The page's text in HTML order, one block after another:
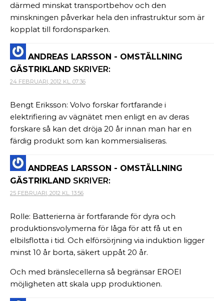
därmed minskat transportbehov och den
minskningen påverkar hela den infrastruktur som är
kopplat till fordonsparken.
ANDREAS LARSSON - OMSTÄLLNING
GÄSTRIKLAND SKRIVER:
24 FEBRUARI, 2012 KL. 07:36
Bengt Eriksson: Volvo forskar fortfarande i
elektrifiering av vägnätet men enligt en av deras
forskare så kan det dröja 20 år innan man har en
färdig produkt som kan kommersialiseras.
ANDREAS LARSSON - OMSTÄLLNING
GÄSTRIKLAND SKRIVER:
25 FEBRUARI, 2012 KL. 13:56
Rolle: Batterierna är fortfarande för dyra och
produktionsvolymerna för låga för att få ut en
elbilsflotta i tid. Och elförsörjning via induktion ligger
minst 10 år borta, säkert uppåt 20 år.
Och med bränslecellerna så begränsar EROEI
möjligheten att skala upp produktionen.